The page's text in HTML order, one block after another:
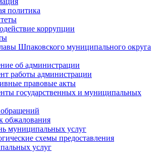
политика
коррупции
Шпаковского муниципального округа
об администрации
работы администрации
правовые акты
государственных и муниципальных
обжалования
муниципальных услуг
схемы предоставления
услуг